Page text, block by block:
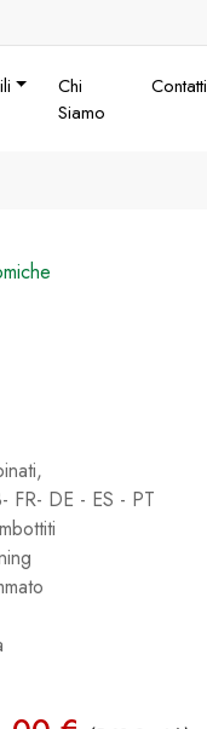
Chi
Siamo
Contatti
FR- DE - ES - PT